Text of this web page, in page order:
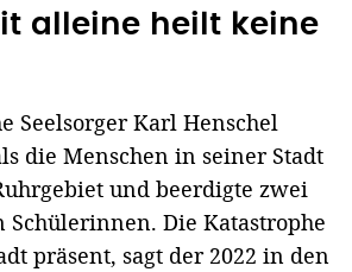
alleine heilt keine
Seelsorger Karl Henschel
die Menschen in seiner Stadt
und beerdigte zwei
Schülerinnen. Die Katastrophe
präsent, sagt der 2022 in den